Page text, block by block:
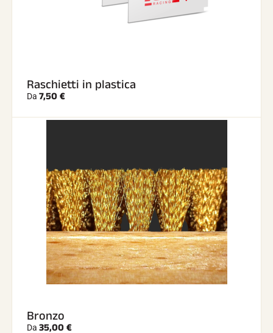
Raschietti in plastica
Da 7,50 €
Bronzo
Da 35,00 €